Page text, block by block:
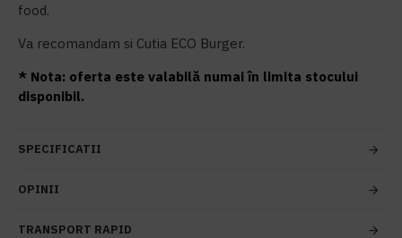
food.
Va recomandam si Cutia ECO Burger.
* Nota: oferta este valabilă numai în limita stocului
disponibil.
SPECIFICATII
OPINII
TRANSPORT RAPID